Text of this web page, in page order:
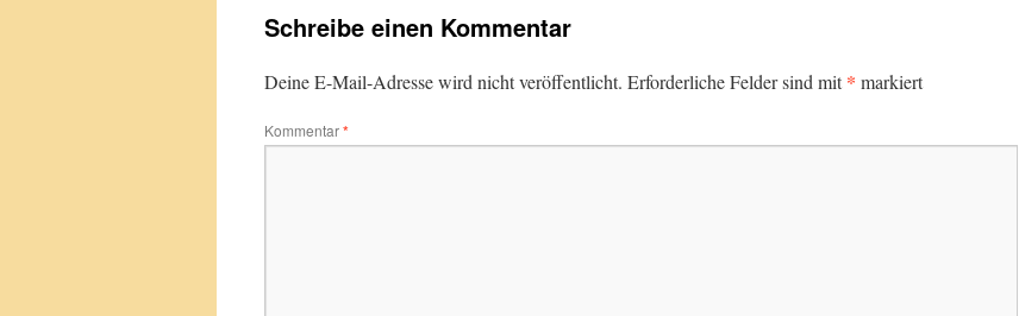
Schreibe einen Kommentar
Deine E-Mail-Adresse wird nicht veröffentlicht. Erforderliche Felder sind mit* markiert
Kommentar*